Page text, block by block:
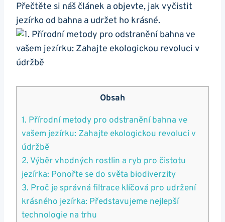
Přečtěte​ si náš článek a objevte, ‌jak vyčistit
jezírko od bahna a ‍udržet ho krásné.
Obsah
1. Přírodní metody pro odstranění⁤ bahna​ ve
vašem jezírku: Zahajte ekologickou revoluci v
údržbě
2. Výběr vhodných rostlin a ryb pro čistotu
jezírka: Ponořte se do světa biodiverzity
3. Proč je správná filtrace​ klíčová pro udržení ​
krásného jezírka: Představujeme ‍nejlepší⁢
technologie na trhu